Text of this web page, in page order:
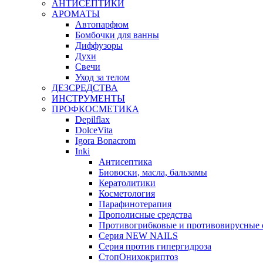
АНТИСЕПТИКИ
АРОМАТЫ
Автопарфюм
Бомбочки для ванны
Диффузоры
Духи
Свечи
Уход за телом
ДЕЗСРЕДСТВА
ИНСТРУМЕНТЫ
ПРОФКОСМЕТИКА
Depilflax
DolceVita
Igora Bonacrom
Inki
Антисептика
Биовоски, масла, бальзамы
Кератолитики
Косметология
Парафинотерапия
Прополисные средства
Противогрибковые и противовирусные
Серия NEW NAILS
Серия против гипергидроза
СтопОнихокриптоз